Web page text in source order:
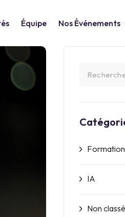
Équipe Nos Événements
Formation
IA
Non classé